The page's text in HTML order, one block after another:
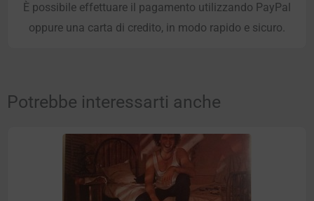
È possibile effettuare il pagamento utilizzando PayPal
oppure una carta di credito, in modo rapido e sicuro.
Potrebbe interessarti anche